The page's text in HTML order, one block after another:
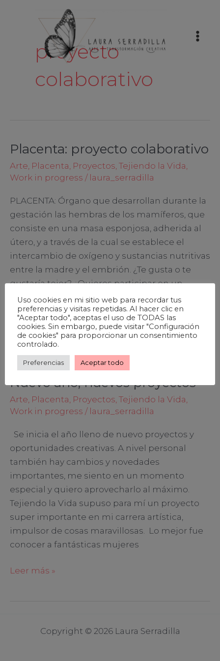
proyecto
colaborativo
Placenta: proyecto colaborativo
Arte, Placenta, Proyectos, Tejiendo la Vida,
Work in progress / laura_serradilla
PLACENTA: Órgano que desarrollan durante la
gestación las hembras de los mamíferos, que
consiste en una masa esponjosa, adherida al
útero, y a través de la cual se establece el
intercambio de oxígeno y sustancias nutritivas
entre la madre y el embrión. ¿Te gusta o te
gustaría tejer? ¿Quieres participar en un
proyecto artístico colaborativo? […]
Placenta:
proyecto
colaborativo
Leer más »
Nuevo año, nuevos proyectos
Arte, Placenta, Proyectos, Tejiendo la Vida,
Work in progress / laura_serradilla
Se inicia el año lleno de nuevo proyectos y
oportunidades creativas. A nivel personal
también hay cambios y novedades
importantes, me siento en un momento
especial y quiero aprovecharlo al máximo.
Tejiendo la Vida supuso para mí un proyecto
super importante en mi carrera artística,
impulsor de cosas maravillosas. Lo mejor fue
conocer a fantásticas mujeres
año,
nuevos
Leer más »
Copyright © 2026 Laura Serradilla
Uso cookies en mi sitio web para recordar tus
preferencias y visitas repetidas. Al hacer clic en
"Aceptar todo", aceptas el uso de TODAS las
cookies. Sin embargo, puede visitar "Configuración
de cookies" para proporcionar un consentimiento
controlado.
Preferencias Aceptar todo